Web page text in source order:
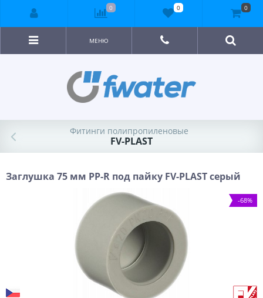
МЕНЮ
Фитинги полипропиленовые
FV-PLAST
Заглушка 75 мм PP-R под пайку FV-PLAST серый
-68%
0 0 0